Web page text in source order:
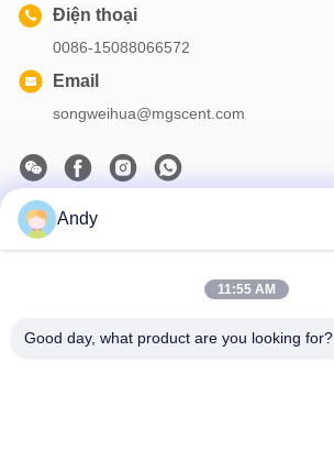
Điện thoại
0086-15088066572
Email
songweihua@mgscent.com
Thông tin của chúng tôi
Andy
11:55 AM
Good day, what product are you looking for?